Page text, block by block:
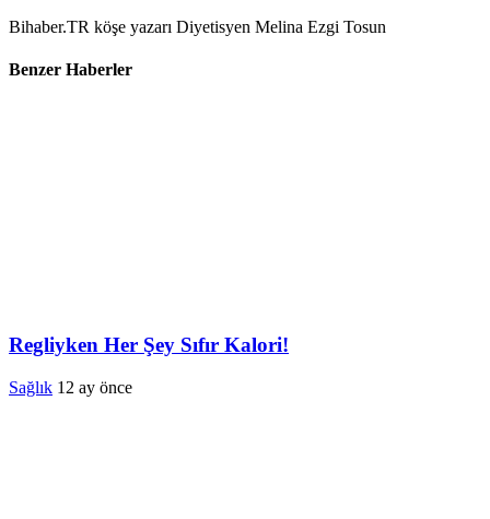
Bihaber.TR köşe yazarı Diyetisyen Melina Ezgi Tosun
Benzer Haberler
Regliyken Her Şey Sıfır Kalori!
Sağlık 12 ay önce